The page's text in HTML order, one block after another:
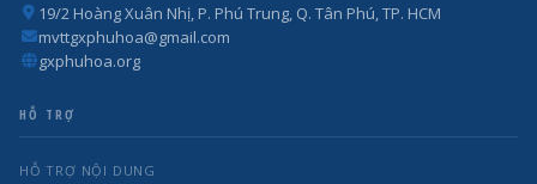
19/2 Hoàng Xuân Nhị, P. Phú Trung, Q. Tân Phú, TP. HCM
mvttgxphuhoa@gmail.com
gxphuhoa.org
HỖ TRỢ
HỖ TRỢ NỘI DUNG